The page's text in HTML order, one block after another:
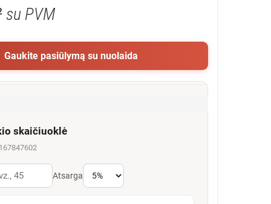
su PVM
Gaukite pasiūlymą su nuolaida
skaičiuoklė
Atsarga